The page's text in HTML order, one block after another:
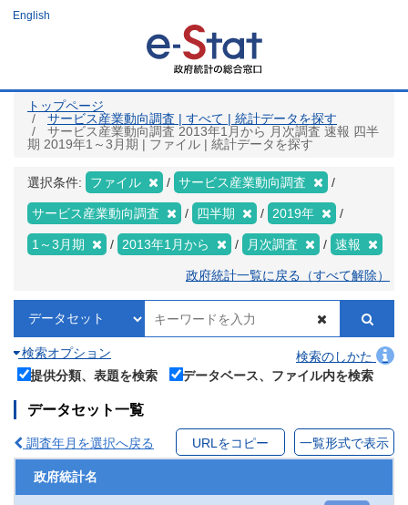
ツ
English
トップページ
サービス産業動向調査 | すべて | 統計データを探す
サービス産業動向調査 2013年1月から 月次調査 速報 四半
期 2019年1～3月期 | ファイル | 統計データを探す
選択条件: ファイル サービス産業動向調査
サービス産業動向調査 四半期 2019年
1～3月期 2013年1月から 月次調査 速報
政府統計一覧に戻る（すべて解除）
検索オプション
検索のしかた
提供分類、表題を検索
データベース、ファイル内を検索
データセット一覧
調査年月を選択へ戻る URLをコピー 一覧形式で表示
政府統計名